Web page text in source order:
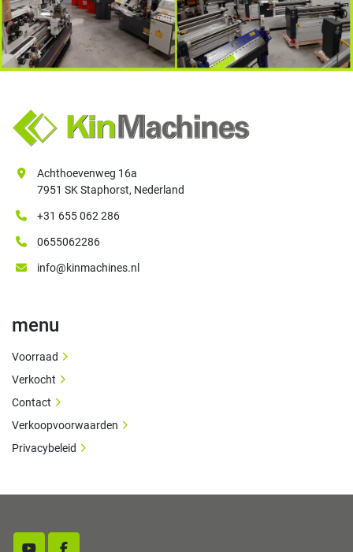
Achthoevenweg 16a
7951 SK Staphorst, Nederland
+31 655 062 286
0655062286
info@kinmachines.nl
menu
Voorraad
Verkocht
Contact
Verkoopvoorwaarden
Privacybeleid